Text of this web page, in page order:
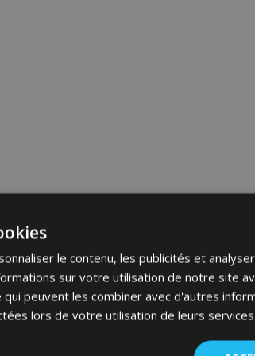
le contenu, les publicités et
sur votre utilisation de notre site
peuvent les combiner avec d'autres
lors de votre utilisation de leurs